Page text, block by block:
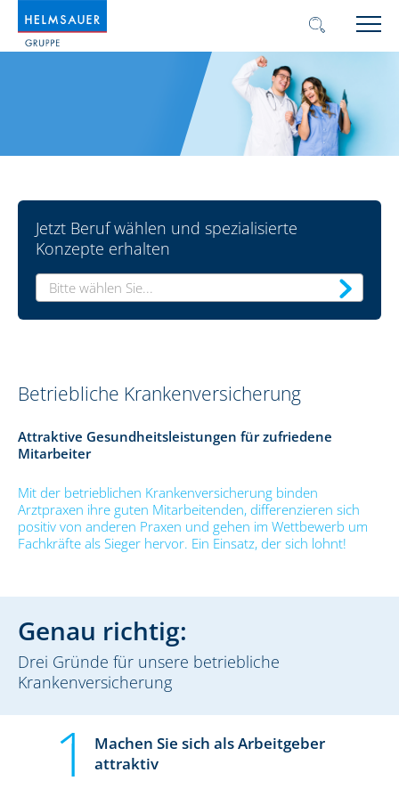
Jetzt Beruf wählen und spezialisierte
Konzepte erhalten
Bitte wählen Sie...
Betriebliche Krankenversicherung
Attraktive Gesundheitsleistungen für zufriedene
Mitarbeiter
Mit der betrieblichen Krankenversicherung binden
Arztpraxen ihre guten Mitarbeitenden, differenzieren sich
positiv von anderen Praxen und gehen im Wettbewerb um
Fachkräfte als Sieger hervor. Ein Einsatz, der sich lohnt!
Genau richtig:
Drei Gründe für unsere betriebliche
Krankenversicherung
Machen Sie sich als Arbeitgeber
attraktiv